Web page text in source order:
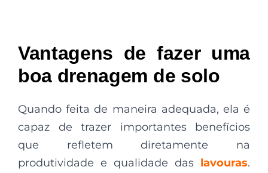
Vantagens de fazer uma
boa drenagem de solo
Quando feita de maneira adequada, ela é
capaz de trazer importantes benefícios
que refletem diretamente na
produtividade e qualidade das lavouras.